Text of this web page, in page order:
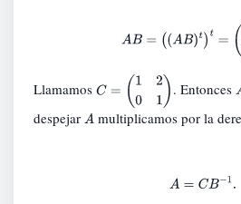
AB =( (AB)t)t =(1 2
Llamamos C=(1 2 01 . Entonces
despejar A multiplicamos por la
A=CB−1.